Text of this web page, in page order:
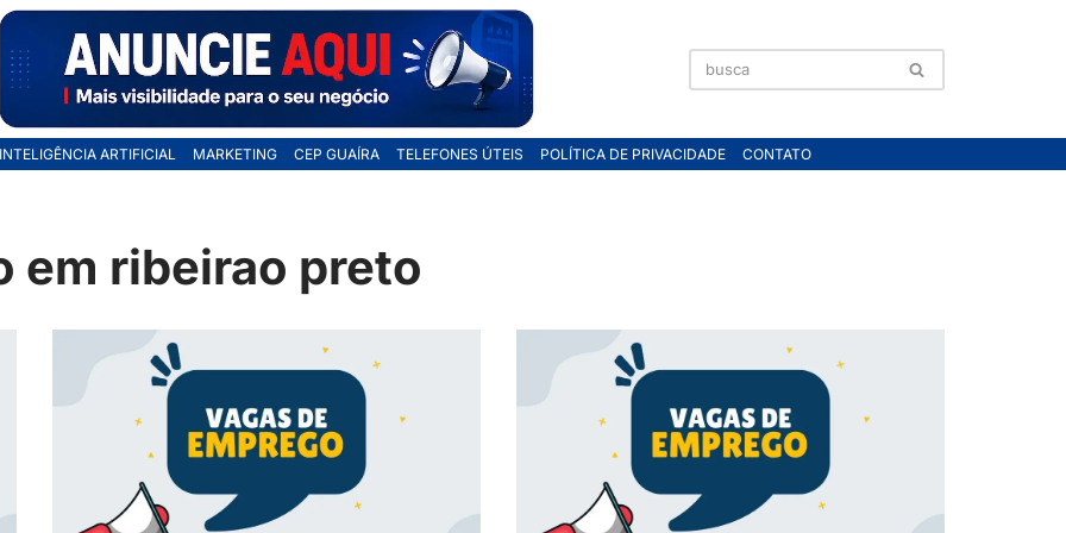
INTELIGÊNCIA ARTIFICIAL MARKETING CEP GUAÍRA TELEFONES ÚTEIS POLÍTICA DE PRIVACIDADE CONTATO
em ribeirao preto